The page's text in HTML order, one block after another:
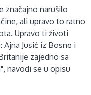
značajno narušilo
ali upravo to ratno
Upravo ti životi
Jusić iz Bosne i
zajedno sa
navodi se u opisu